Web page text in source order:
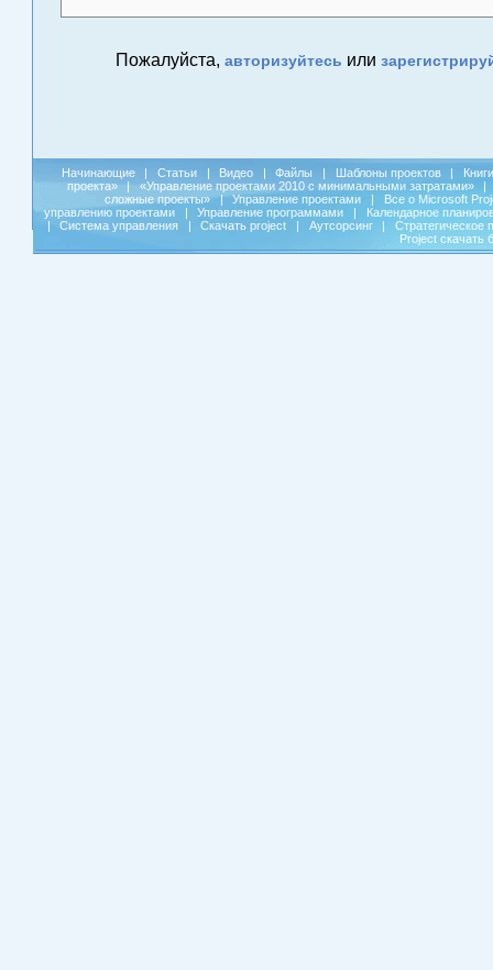
Пожалуйста, авторизуйтесь или
Начинающие | Статьи | Видео | Файлы | Шаблоны проектов |
Книги
проекта»
| «Управление проектами 2010 с минимальными затратами»
|
сложные проекты»
| Управление проектами |
Все о Microsoft
управлению проектами
| Управление программами |
Календарное
|
Система управления | Скачать project | Аутсорсинг |
Стратегическое
Project скачать